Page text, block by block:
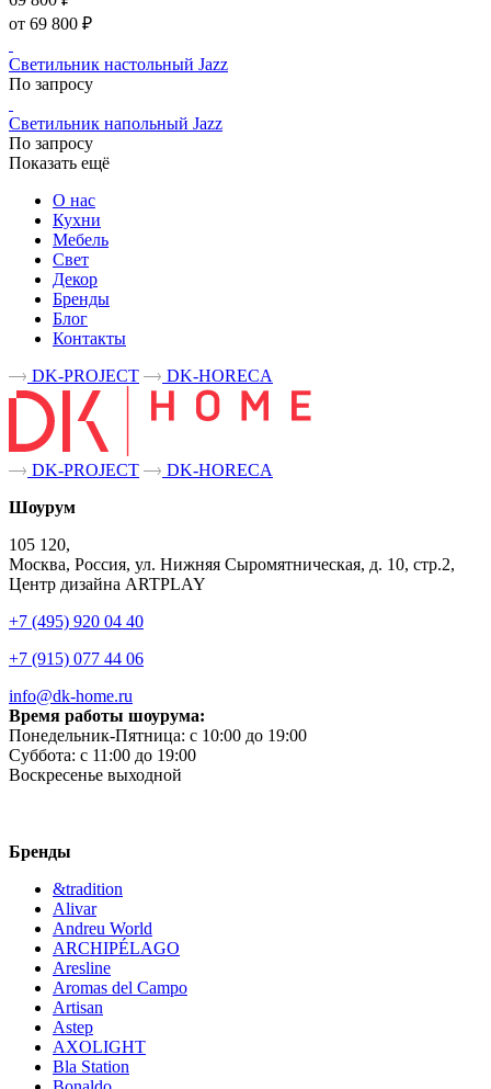
от 69 800 ₽
Светильник настольный Jazz
По запросу
Светильник напольный Jazz
По запросу
Показать ещё
О нас
Кухни
Мебель
Свет
Декор
Бренды
Блог
Контакты
DK-PROJECT
DK-HORECA
DK-PROJECT
DK-HORECA
Шоурум
105 120,
Москва, Россия, ул. Нижняя Сыромятническая, д. 10, стр.2,
Центр дизайна ARTPLAY
+7 (495) 920 04 40
+7 (915) 077 44 06
info@dk-home.ru
Время работы шоурума:
Понедельник-Пятница: c 10:00 до 19:00
Суббота: c 11:00 до 19:00
Воскресенье выходной
Бренды
&tradition
Alivar
Andreu World
ARCHIPÉLAGO
Aresline
Aromas del Campo
Artisan
Astep
AXOLIGHT
Bla Station